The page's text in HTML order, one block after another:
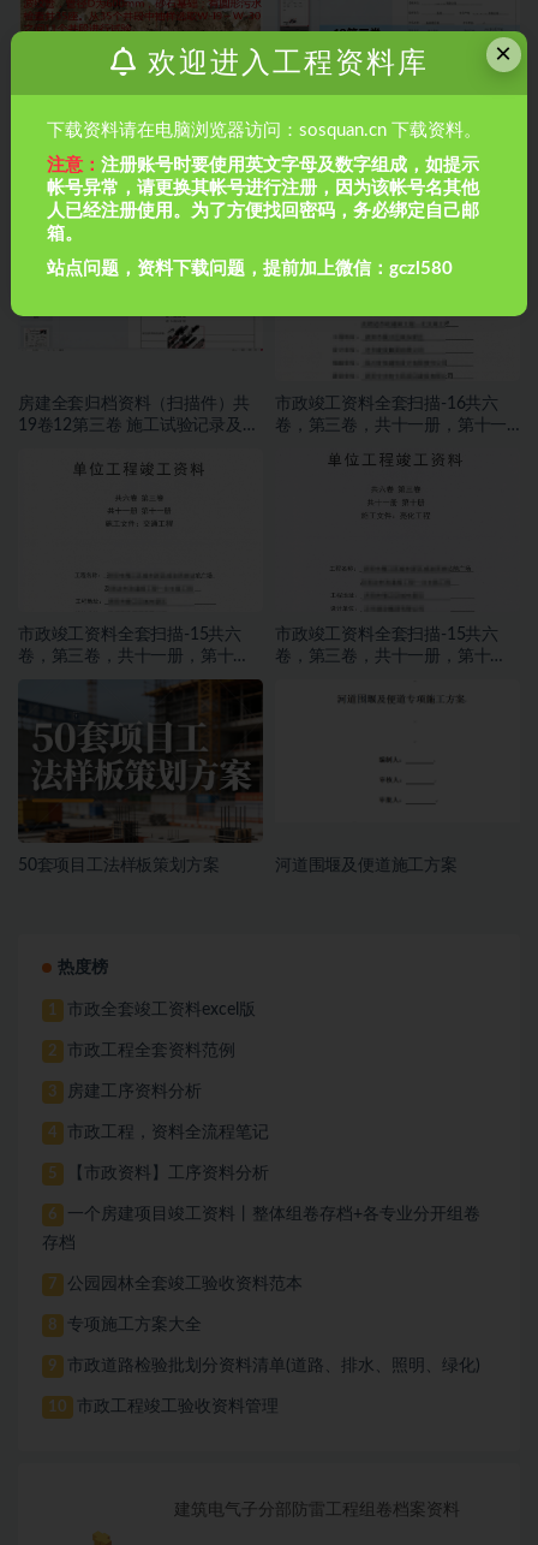
市政管道排水工程如何做闭水试
验？市政管道排水工程如何做闭
水试验？
房建全套归档资料（扫描件）共
19卷13第三卷 施工试验记录及检
测文件 2.2册
房建全套归档资料（扫描件）共
19卷12第三卷 施工试验记录及检
市政竣工资料全套扫描-16共六
卷，第三卷，共十一册，第十一
市政竣工资料全套扫描-15共六
卷，第三卷，共十一册，第十
册，施工文件，亮化工程
市政竣工资料全套扫描-15共六
卷，第三卷，共十一册，第十
50套项目工法样板策划方案 河道围堰及便道施工方案
热度榜
1 市政全套竣工资料excel版
2 市政工程全套资料范例
3 房建工序资料分析
4 市政工程，资料全流程笔记
5 【市政资料】工序资料分析
6
一个房建项目竣工资料丨整体组卷存档+各专业分开组卷
存档
7 公园园林全套竣工验收资料范本
8 专项施工方案大全
9 市政道路检验批划分资料清单(道路、排水、照明、绿化)
10 市政工程竣工验收资料管理
建筑电气子分部防雷工程组卷档案资料
×
欢迎进入工程资料库
下载资料请在电脑浏览器访问：sosquan.cn 下载资料。
注意：注册账号时要使用英文字母及数字组成，如提示
帐号异常，请更换其帐号进行注册，因为该帐号名其他
人已经注册使用。为了方便找回密码，务必绑定自己邮
箱。
站点问题，资料下载问题，提前加上微信：gczl580